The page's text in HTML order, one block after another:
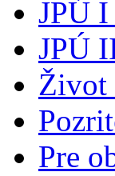
JPÚ
JPÚ
Život
Pre